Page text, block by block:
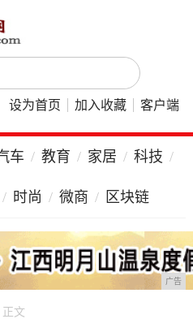
设为首页 加入收藏 客户端
车 教育 家居 科技
时尚 微商 区块链
广告
正文